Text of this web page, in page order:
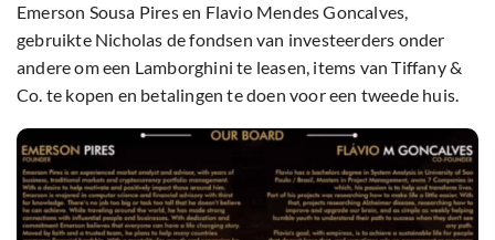
Emerson Sousa Pires en Flavio Mendes Goncalves,
gebruikte Nicholas de fondsen van investeerders onder
andere om een Lamborghini te leasen, items van Tiffany &
Co. te kopen en betalingen te doen voor een tweede huis.